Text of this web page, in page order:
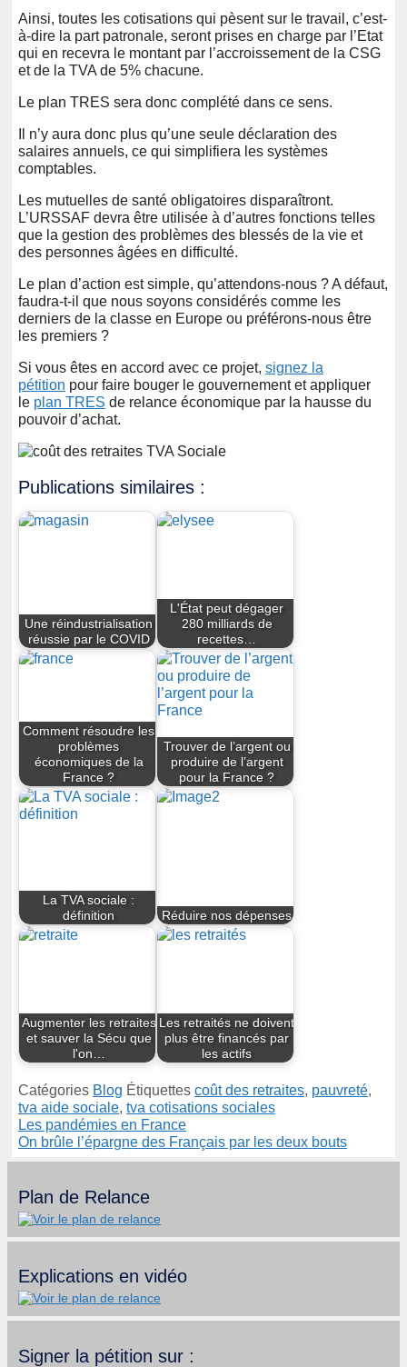
Ainsi, toutes les cotisations qui pèsent sur le travail, c’est-
à-dire la part patronale, seront prises en charge par l’Etat
qui en recevra le montant par l’accroissement de la CSG
et de la TVA de 5% chacune.
Le plan TRES sera donc complété dans ce sens.
Il n’y aura donc plus qu’une seule déclaration des
salaires annuels, ce qui simplifiera les systèmes
comptables.
Les mutuelles de santé obligatoires disparaîtront.
L’URSSAF devra être utilisée à d’autres fonctions telles
que la gestion des problèmes des blessés de la vie et
des personnes âgées en difficulté.
Le plan d’action est simple, qu’attendons-nous ? A défaut,
faudra-t-il que nous soyons considérés comme les
derniers de la classe en Europe ou préférons-nous être
les premiers ?
Si vous êtes en accord avec ce projet, signez la
pétition pour faire bouger le gouvernement et appliquer
le plan TRES de relance économique par la hausse du
pouvoir d’achat.
Publications similaires :
Une réindustrialisation
réussie par le COVID
L'État peut dégager
280 milliards de
recettes…
Comment résoudre les
problèmes
économiques de la
France ?
Trouver de l’argent ou
produire de l’argent
pour la France ?
La TVA sociale :
définition
Réduire nos dépenses
Augmenter les retraites
et sauver la Sécu que
l'on…
Les retraités ne doivent
plus être financés par
les actifs
Catégories Blog Étiquettes coût des retraites, pauvreté,
tva aide sociale, tva cotisations sociales
Les pandémies en France
On brûle l’épargne des Français par les deux bouts
Plan de Relance
Explications en vidéo
Signer la pétition sur :